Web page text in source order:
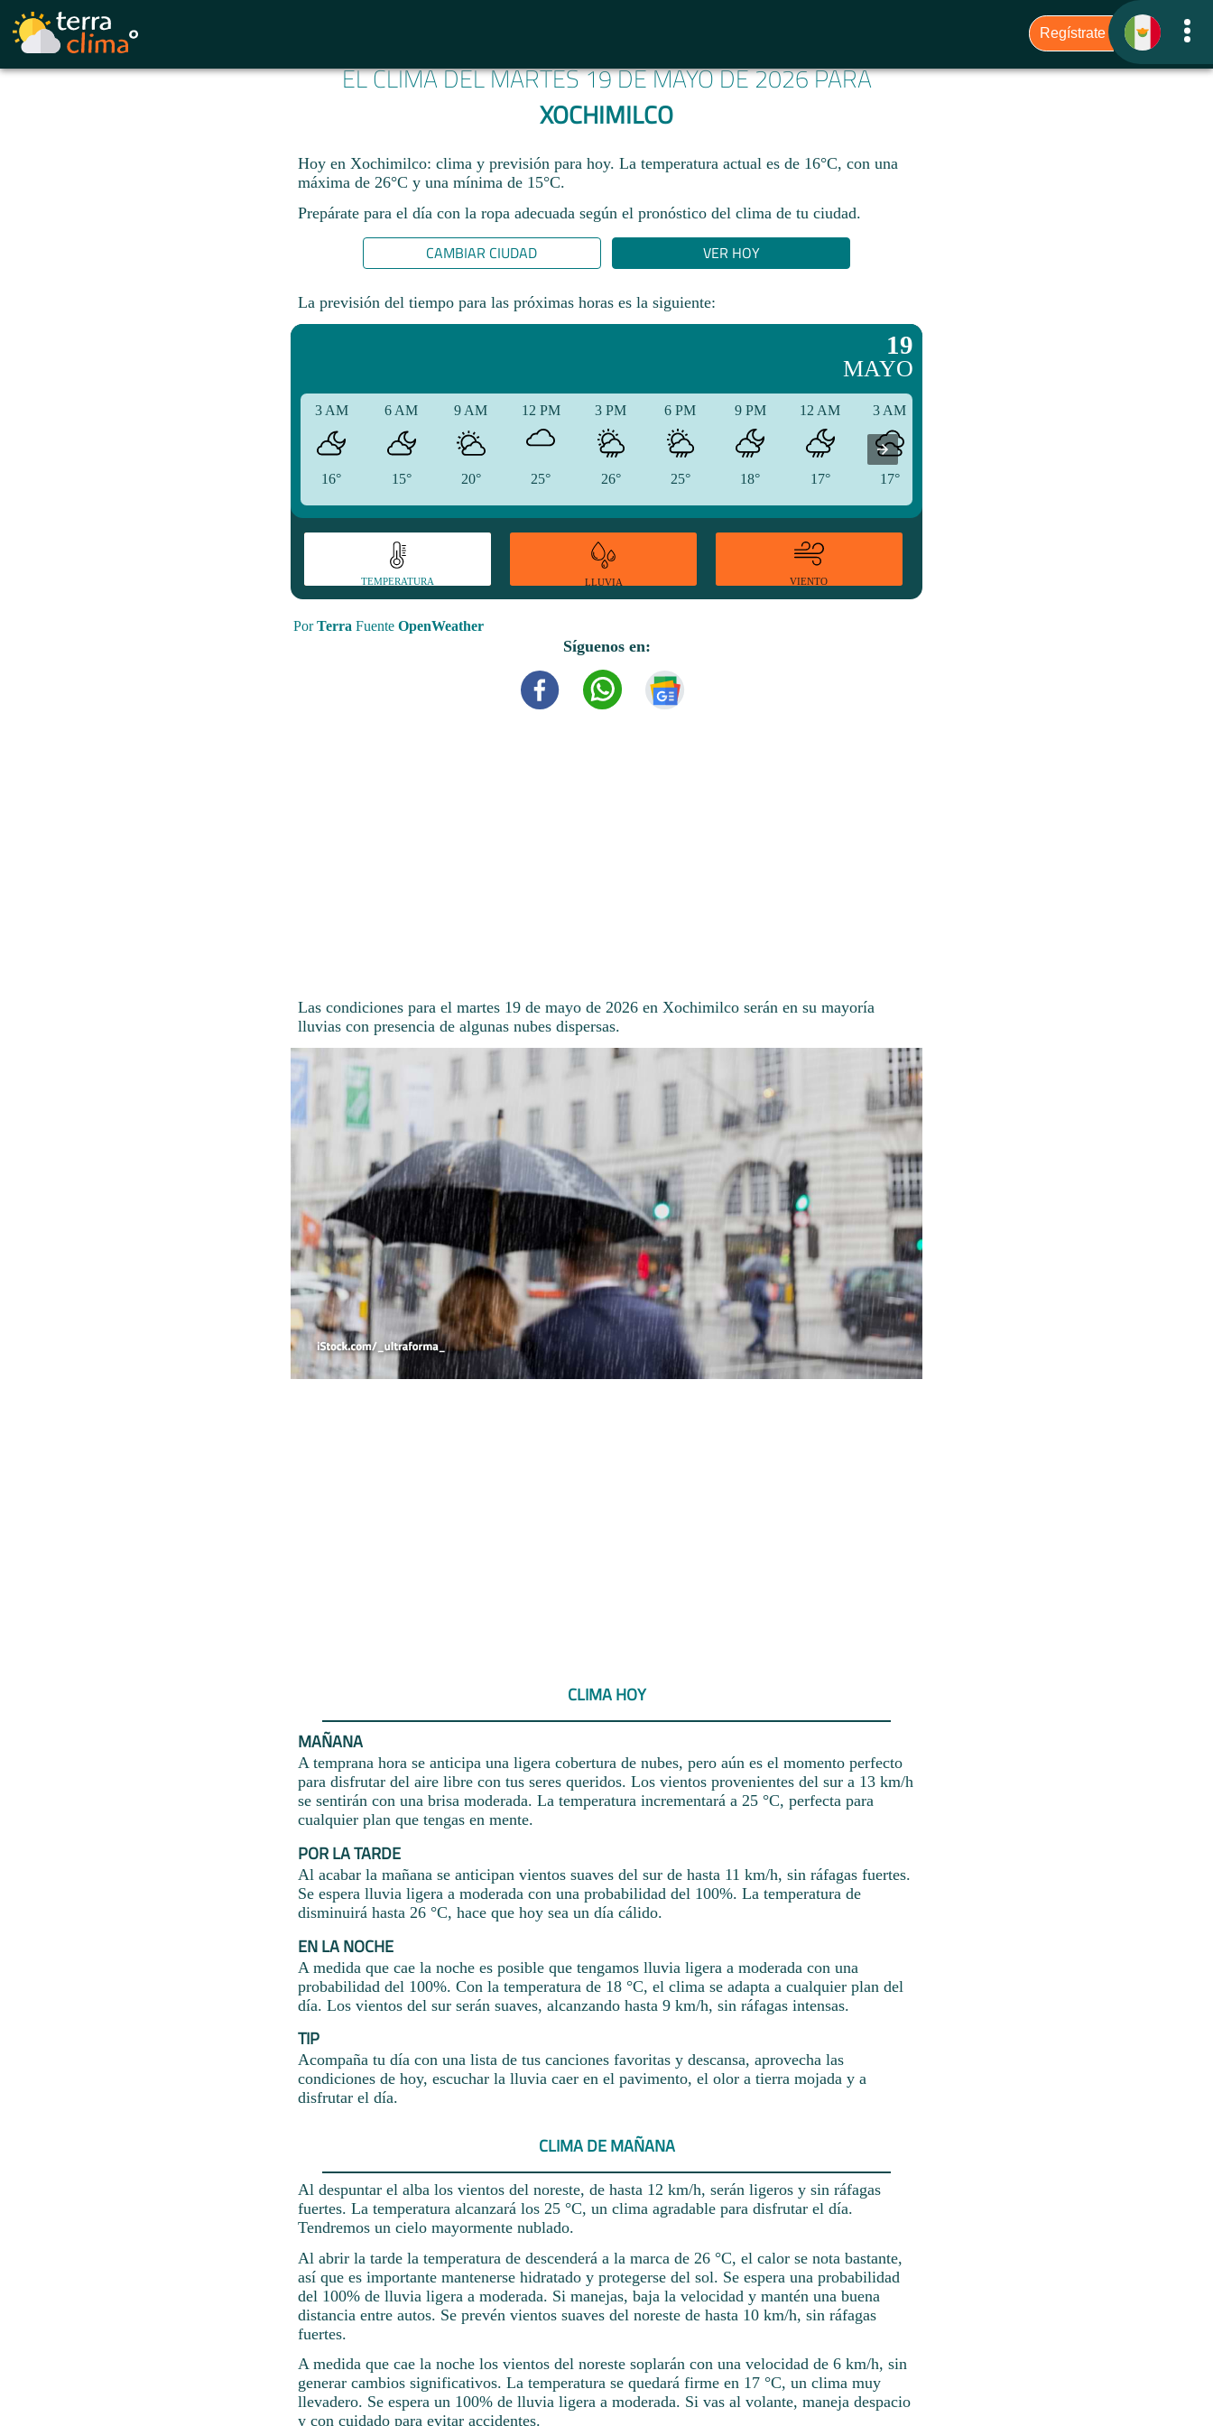
EL CLIMA DEL MARTES 19 DE MAYO DE 2026 PARA
XOCHIMILCO
Hoy en Xochimilco: clima y previsión para hoy. La temperatura actual es de 16°C, con una
máxima de 26°C y una mínima de 15°C.​
Prepárate para el día con la ropa adecuada según el pronóstico del clima de tu ciudad.​
CAMBIAR CIUDAD VER HOY
La previsión del tiempo para las próximas horas es la siguiente:
19
MAYO
3 AM
16°
6 AM
15°
9 AM
20°
12 PM
25°
3 PM
26°
6 PM
25°
9 PM
18°
12 AM
17°
3 AM
17°
TEMPERATURA LLUVIA VIENTO
PorTerra Fuente OpenWeather
Síguenos en:
Las condiciones para el martes 19 de mayo de 2026 en Xochimilco serán en su mayoría
lluvias con presencia de algunas nubes dispersas.
CLIMA HOY
MAÑANA
A temprana hora se anticipa una ligera cobertura de nubes, pero aún es el momento perfecto
para disfrutar del aire libre con tus seres queridos. Los vientos provenientes del sur a 13 km/h
se sentirán con una brisa moderada. La temperatura incrementará a 25 °C, perfecta para
cualquier plan que tengas en mente.
POR LA TARDE
Al acabar la mañana se anticipan vientos suaves del sur de hasta 11 km/h, sin ráfagas fuertes.
Se espera lluvia ligera a moderada con una probabilidad del 100%. La temperatura de
disminuirá hasta 26 °C, hace que hoy sea un día cálido.
EN LA NOCHE
A medida que cae la noche es posible que tengamos lluvia ligera a moderada con una
probabilidad del 100%. Con la temperatura de 18 °C, el clima se adapta a cualquier plan del
día. Los vientos del sur serán suaves, alcanzando hasta 9 km/h, sin ráfagas intensas.
TIP
Acompaña tu día con una lista de tus canciones favoritas y descansa, aprovecha las
condiciones de hoy, escuchar la lluvia caer en el pavimento, el olor a tierra mojada y a
disfrutar el día.
CLIMA DE MAÑANA
Al despuntar el alba los vientos del noreste, de hasta 12 km/h, serán ligeros y sin ráfagas
fuertes. La temperatura alcanzará los 25 °C, un clima agradable para disfrutar el día.
Tendremos un cielo mayormente nublado.
Al abrir la tarde la temperatura de descenderá a la marca de 26 °C, el calor se nota bastante,
así que es importante mantenerse hidratado y protegerse del sol. Se espera una probabilidad
del 100% de lluvia ligera a moderada. Si manejas, baja la velocidad y mantén una buena
distancia entre autos. Se prevén vientos suaves del noreste de hasta 10 km/h, sin ráfagas
fuertes.
A medida que cae la noche los vientos del noreste soplarán con una velocidad de 6 km/h, sin
generar cambios significativos. La temperatura se quedará firme en 17 °C, un clima muy
llevadero. Se espera un 100% de lluvia ligera a moderada. Si vas al volante, maneja despacio
y con cuidado para evitar accidentes.